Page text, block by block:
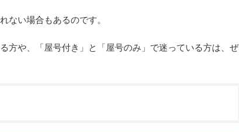
ない場合もあるのです。
方や、「屋号付き」と「屋号のみ」で迷っている方は、ぜ